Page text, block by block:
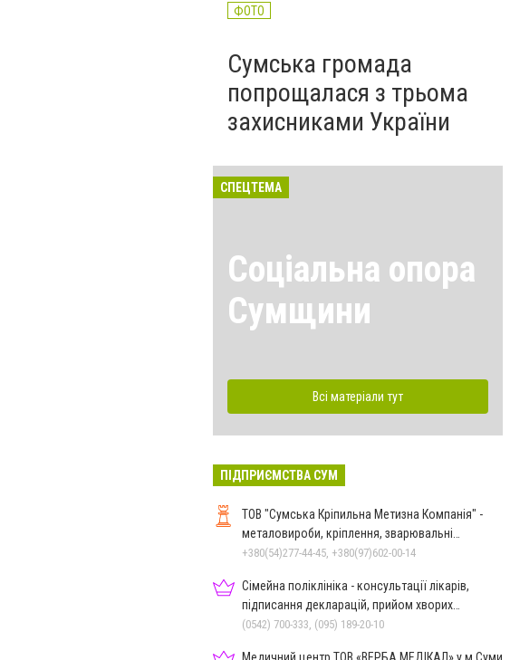
ФОТО
Сумська громада
попрощалася з трьома
захисниками України
СПЕЦТЕМА
Соціальна опора
Сумщини
Всі матеріали тут
ПІДПРИЄМСТВА СУМ
ТОВ "Сумська Кріпильна Метизна Компанія" -
металовироби, кріплення, зварювальні
електроди у м.Суми
+380(54)277-44-45, +380(97)602-00-14
Сімейна поліклініка - консультації лікарів,
підписання декларацій, прийом хворих
дорослих та дітей
(0542) 700-333, (095) 189-20-10
Медичний центр ТОВ «ВЕРБА МЕДІКАЛ» у м.Суми